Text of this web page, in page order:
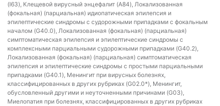
(I63), Клещевой вирусный энцефалит (A84), Локализованная
(фокальная) (парциальная) идиопатическая эпилепсия и
эпилептические синдромы с судорожными припадками с фокальным
началом (G40.0), Локализованная (фокальная) (парциальная)
симптоматическая эпилепсия и эпилептические синдромы с
комплексными парциальными судорожными припадками (G40.2),
Локализованная (фокальная) (парциальная) симптоматическая
эпилепсия и эпилептические синдромы с простыми парциальными
припадками (G40.1), Менингит при вирусных болезнях,
классифицированных в других рубриках (G02.0*), Менингит,
обусловленный другими и неуточненными причинами (G03),
Миелопатия при болезнях, классифицированных в других рубриках